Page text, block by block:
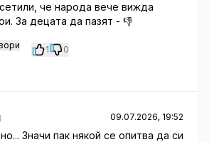
че народа вече вижда
За децата да пазят - 👎
1 0
09.07.2026, 19:52
Значи пак някой се опитва да си